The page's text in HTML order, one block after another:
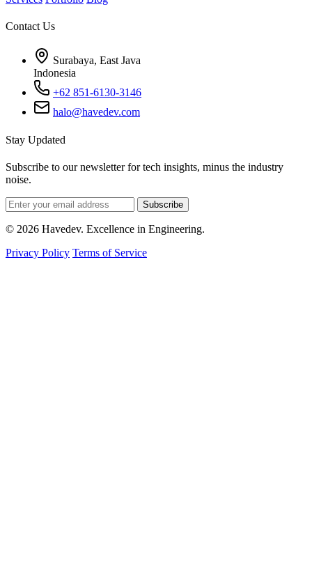
Contact Us
Surabaya, East Java
Indonesia
+62 851-6130-3146
halo@havedev.com
Stay Updated
Subscribe to our newsletter for tech insights, minus the industry
noise.
Subscribe
© 2026 Havedev. Excellence in Engineering.
Privacy Policy Terms of Service